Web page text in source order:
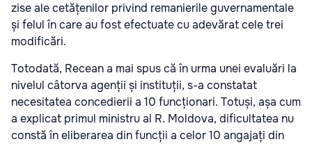
zise ale cetățenilor privind remanierile guvernamentale
și felul în care au fost efectuate cu adevărat cele trei
modificări.
Totodată, Recean a mai spus că în urma unei evaluări la
nivelul câtorva agenții și instituții, s-a constatat
necesitatea concedierii a 10 funcționari. Totuși, așa cum
a explicat primul ministru al R. Moldova, dificultatea nu
constă în eliberarea din funcții a celor 10 angajați din